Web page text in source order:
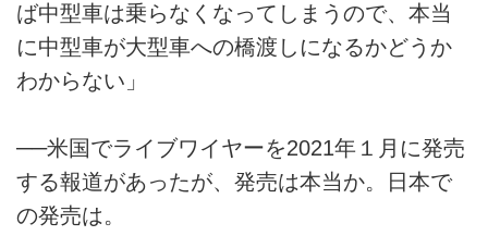
ば中型車は乗らなくなってしまうので、本当
に中型車が大型車への橋渡しになるかどうか
わからない」
──米国でライブワイヤーを2021年１月に発売
する報道があったが、発売は本当か。日本で
の発売は。